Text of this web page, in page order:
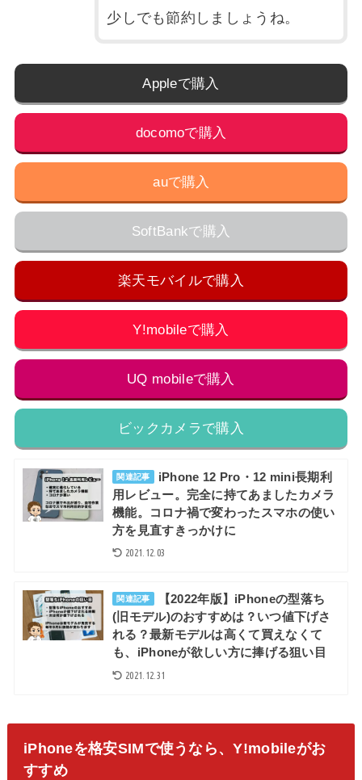
少しでも節約しましょうね。
Appleで購入
docomoで購入
auで購入
SoftBankで購入
楽天モバイルで購入
Y!mobileで購入
UQ mobileで購入
ビックカメラで購入
関連記事
iPhone 12 Pro・12 mini長期利
用レビュー。完全に持てあましたカメラ
機能。コロナ禍で変わったスマホの使い
方を見直すきっかけに
2021.12.03
関連記事
【2022年版】iPhoneの型落ち
(旧モデル)のおすすめは？いつ値下げさ
れる？最新モデルは高くて買えなくて
も、iPhoneが欲しい方に捧げる狙い目
2021.12.31
iPhoneを格安SIMで使うなら、Y!mobileがお
すすめ